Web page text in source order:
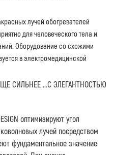
лучей обогревателей
для человеческого тела и
Оборудование со схожими
в электромедицинской
ЕЩЕ СИЛЬНЕЕ ...С ЭЛЕГАНТНОСТЬЮ
оптимизируют угол
лучей посредством
фундаментальное значение